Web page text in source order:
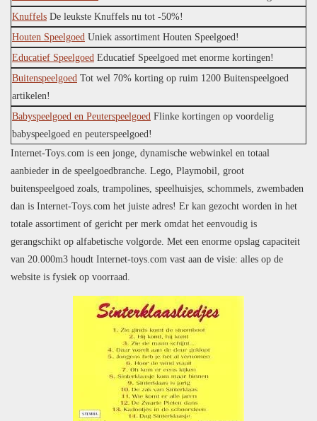
Knuffels De leukste Knuffels nu tot -50%!
Houten Speelgoed Uniek assortiment Houten Speelgoed!
Educatief Speelgoed Educatief Speelgoed met enorme kortingen!
Buitenspeelgoed Tot wel 70% korting op ruim 1200 Buitenspeelgoed
artikelen!
Babyspeelgoed en Peuterspeelgoed Flinke kortingen op voordelig
babyspeelgoed en peuterspeelgoed!
Internet-Toys.com is een jonge, dynamische webwinkel en totaal
aanbieder in de speelgoedbranche. Lego, Playmobil, groot
buitenspeelgoed zoals, trampolines, speelhuisjes, schommels, zwembaden
dan is Internet-Toys.com het juiste adres! Er kan gezocht worden in het
totale assortiment of gericht per merk omdat het eenvoudig is
gerangschikt op alfabetische volgorde. Met een enorme opslag capaciteit
van 20.000m3 houdt Internet-toys.com vast aan de visie: alles op de
website is fysiek op voorraad.